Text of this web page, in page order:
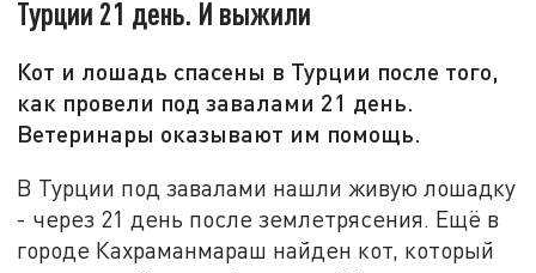
Турции 21 день. И выжили
Кот и лошадь спасены в Турции после того,
как провели под завалами 21 день.
Ветеринары оказывают им помощь.
В Турции под завалами нашли живую лошадку
- через 21 день после землетрясения. Ещё в
городе Кахраманмараш найден кот, который